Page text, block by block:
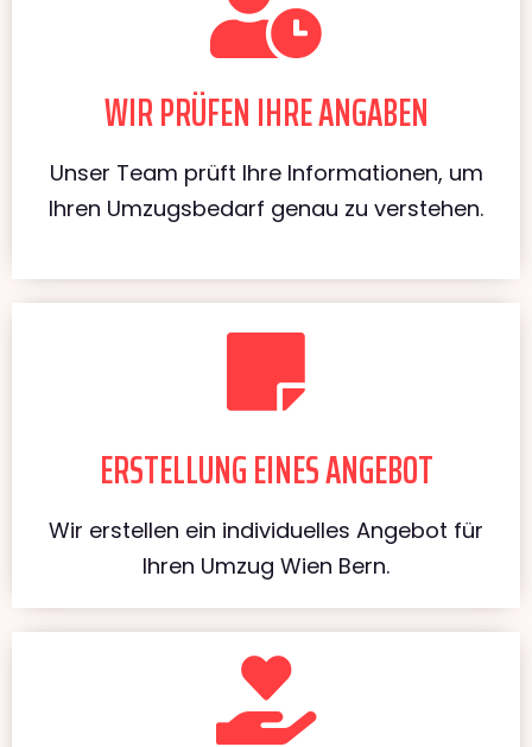
WIR PRÜFEN IHRE ANGABEN
Unser Team prüft Ihre Informationen, um
Ihren Umzugsbedarf genau zu verstehen.
ERSTELLUNG EINES ANGEBOT
Wir erstellen ein individuelles Angebot für
Ihren Umzug Wien Bern.